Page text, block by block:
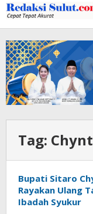
Lewati
ke
konten
Tag:
Bupati Sitaro
Rayakan Ulang
Ibadah Syukur